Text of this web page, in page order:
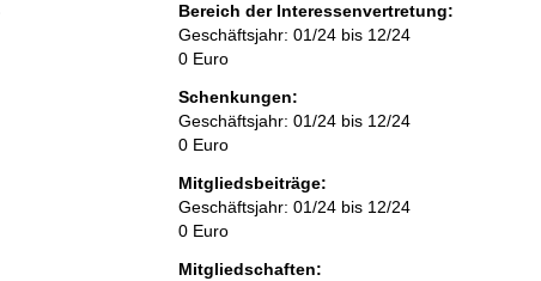
w
e
i
:
Bereich der Interessenvertretung:
Geschäftsjahr: 01/24 bis 12/24
0 Euro
Schenkungen:
Geschäftsjahr: 01/24 bis 12/24
0 Euro
Mitgliedsbeiträge:
Geschäftsjahr: 01/24 bis 12/24
0 Euro
Mitgliedschaften: